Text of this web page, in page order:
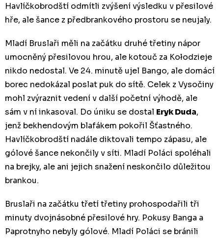
Havlíčkobrodští odmítli zvýšení výsledku v přesilové
hře, ale šance z předbrankového prostoru se neujaly.
Mladí Bruslaři měli na začátku druhé třetiny nápor
umocněný přesilovou hrou, ale kotouč za Kołodzieje
nikdo nedostal. Ve 24. minutě ujel Bango, ale domácí
borec nedokázal poslat puk do sítě. Celek z Vysočiny
mohl zvýraznit vedení v další početní výhodě, ale
sám v ní inkasoval. Do úniku se dostal Eryk Duda,
jenž bekhendovým blafákem pokořil Šťastného.
Havlíčkobrodští nadále diktovali tempo zápasu, ale
gólové šance nekončily v síti. Mladí Poláci spoléhali
na brejky, ale ani jejich snažení neskončilo důležitou
brankou.
Bruslaři na začátku třetí třetiny prohospodařili tři
minuty dvojnásobné přesilové hry. Pokusy Banga a
Paprotnyho nebyly gólové. Mladí Poláci se bránili